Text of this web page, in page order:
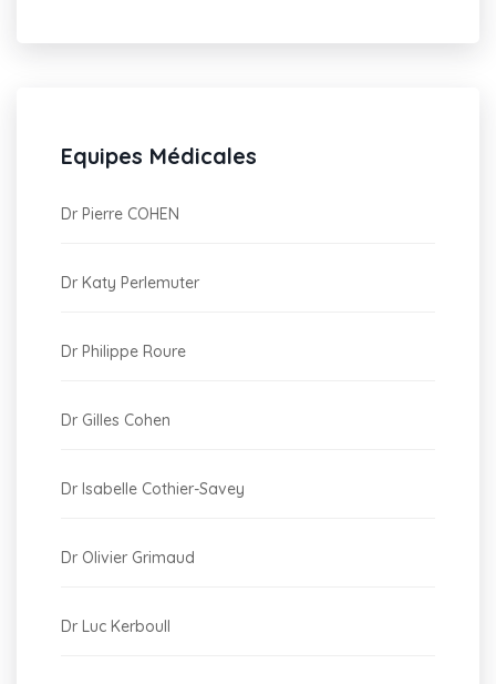
Equipes Médicales
Dr Pierre COHEN
Dr Katy Perlemuter
Dr Philippe Roure
Dr Gilles Cohen
Dr Isabelle Cothier-Savey
Dr Olivier Grimaud
Dr Luc Kerboull